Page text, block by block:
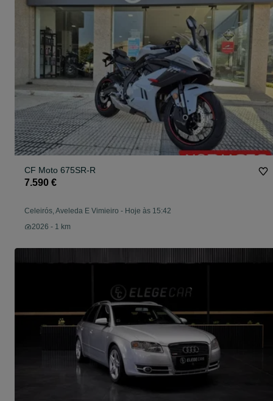
CF Moto 675SR-R
7.590 €
Celeirós, Aveleda E Vimieiro - Hoje às 15:42
2026 - 1 km